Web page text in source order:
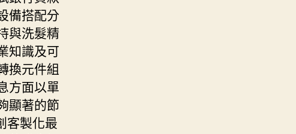
備搭配分
與洗髮精
知識及可
換元件組
方面以單
顯著的節
客製化最